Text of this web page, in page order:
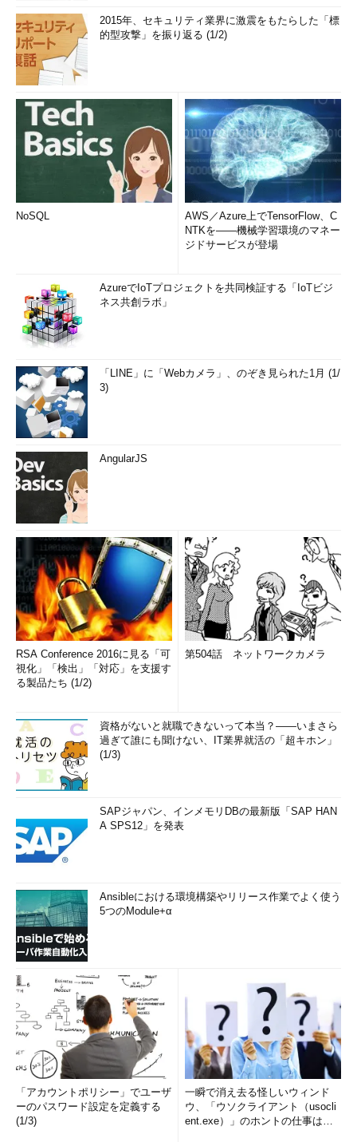
2015年、セキュリティ業界に激震をもたらした「標
的型攻撃」を振り返る (1/2)
NoSQL
AWS／Azure上でTensorFlow、C
NTKを――機械学習環境のマネー
ジドサービスが登場
AzureでIoTプロジェクトを共同検証する「IoTビジ
ネス共創ラボ」
「LINE」に「Webカメラ」、のぞき見られた1月 (1/
3)
AngularJS
RSA Conference 2016に見る「可
視化」「検出」「対応」を支援す
る製品たち (1/2)
第504話 ネットワークカメラ
資格がないと就職できないって本当？――いまさら
過ぎて誰にも聞けない、IT業界就活の「超キホン」
(1/3)
SAPジャパン、インメモリDBの最新版「SAP HAN
A SPS12」を発表
Ansibleにおける環境構築やリリース作業でよく使う
5つのModule+α
「アカウントポリシー」でユーザ
ーのパスワード設定を定義する
(1/3)
一瞬で消え去る怪しいウィンド
ウ、「ウソクライアント（usocli
ent.exe）」のホントの仕事は？